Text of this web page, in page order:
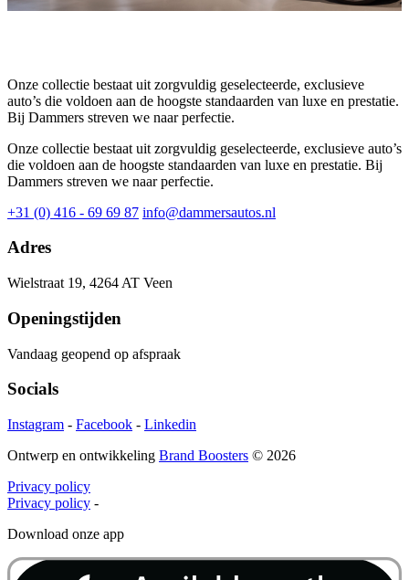
Onze collectie bestaat uit zorgvuldig geselecteerde, exclusieve
auto’s die voldoen aan de hoogste standaarden van luxe en prestatie.
Bij Dammers streven we naar perfectie.
Onze collectie bestaat uit zorgvuldig geselecteerde, exclusieve auto’s
die voldoen aan de hoogste standaarden van luxe en prestatie. Bij
Dammers streven we naar perfectie.
+31 (0) 416 - 69 69 87 info@dammersautos.nl
Adres
Wielstraat 19, 4264 AT Veen
Openingstijden
Vandaag geopend op afspraak
Socials
Instagram - Facebook - Linkedin
Ontwerp en ontwikkeling Brand Boosters © 2026
Privacy policy
Privacy policy -
Download onze app